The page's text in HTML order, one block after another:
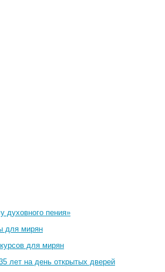
духовного пения»
для мирян
для мирян
лет на день открытых дверей